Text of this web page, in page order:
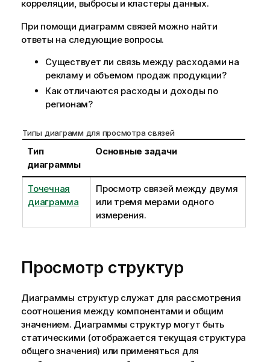
корреляции, выбросы и кластеры данных.
При помощи диаграмм связей можно найти
ответы на следующие вопросы.
Существует ли связь между расходами на
рекламу и объемом продаж продукции?
Как отличаются расходы и доходы по
регионам?
Типы диаграмм для просмотра связей
Тип
диаграммы
Основные задачи
Точечная
диаграмма
Просмотр связей между двумя
или тремя мерами одного
измерения.
Просмотр структур
Диаграммы структур служат для рассмотрения
соотношения между компонентами и общим
значением. Диаграммы структур могут быть
статическими (отображается текущая структура
общего значения) или применяться для